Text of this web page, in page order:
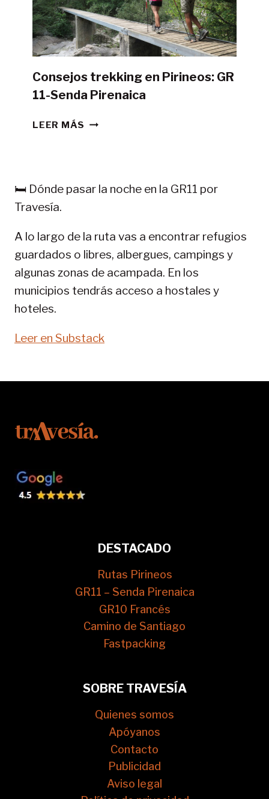
DE
CAMPAÑA?
Consejos trekking en Pirineos: GR
11-Senda Pirenaica
LEER MÁS CONSEJOS
11-
🛏️ Dónde pasar la noche en la GR11 por
Travesía.
A lo largo de la ruta vas a encontrar refugios
guardados o libres, albergues, campings y
algunas zonas de acampada. En los
municipios tendrás acceso a hostales y
hoteles.
Leer en Substack
DESTACADO
Rutas Pirineos
GR11 – Senda Pirenaica
GR10 Francés
Camino de Santiago
Fastpacking
SOBRE TRAVESÍA
Quienes somos
Apóyanos
Contacto
Publicidad
Aviso legal